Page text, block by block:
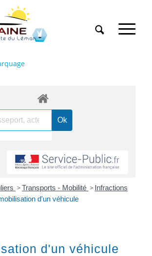
>Transports - Mobilité > Infractions
d'un véhicule
d'un véhicule